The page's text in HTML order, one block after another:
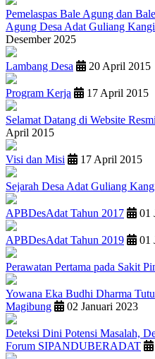
Pemelaspas Bale Agung dan
Agung Desa Adat Guliang
Desember 2025
Lambang Desa 20 April 2015
Program Kerja 17 April 2015
Selamat Datang di Website
April 2015
Visi dan Misi 17 April 2015
Sejarah Desa Adat Guliang
APBDesAdat Tahun 2017 01
APBDesAdat Tahun 2019 01
Perawatan Pertama pada Sakit
Yowana Eka Budhi Dharma
Magibung
02 Januari 2023
Deteksi Dini Potensi Masalah,
Forum SIPANDUBERADAT